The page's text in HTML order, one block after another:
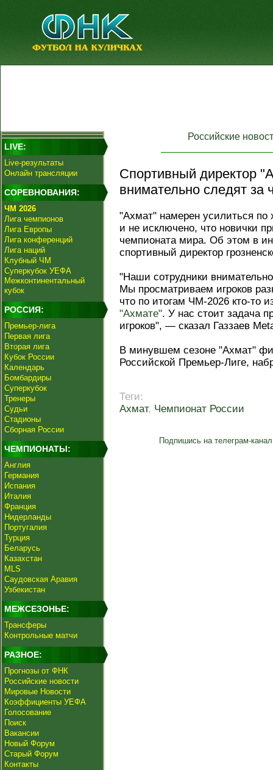
LIVE:
Live-результаты
Онлайн трансляции
СОРЕВНОВАНИЯ:
ЧМ 2026
Лига чемпионов
Лига Европы
Лига конференций
Лига наций
Клубный ЧМ
Суперкубок УЕФА
Межконтинентальный
кубок
РОССИЯ:
Премьер-лига
Первая лига
Вторая лига
Кубок России
Календарь
Бомбардиры
Суперкубок
Тренеры
Судьи
Стадионы
Сборная России
ЧЕМПИОНАТЫ:
Англия
Германия
Испания
Италия
Франция
Нидерланды
Португалия
Турция
Беларусь
Казахстан
MLS
Саудовская Аравия
Узбекистан
МЕЖСЕЗОНЬЕ:
Трансферы
Контрольные матчи
РАЗНОЕ:
Прогнозы от ФНК
Российские новости
Мировые Новости
Коэффициенты УЕФА
Голосование
Поиск
Вакансии
Новый Форум
Старый Форум
Контакты
Российские
Спортивный директор
внимательно следят за
"Ахмат" намерен усилиться по
и не исключено, что новички
чемпионата мира. Об этом в
спортивный директор
"Наши сотрудники
Мы просматриваем игроков
что по итогам ЧМ-2026 кто-то
"Ахмате". У нас стоит задача
игроков", — сказал Газзаев
В минувшем сезоне "Ахмат"
Российской Премьер-Лиге,
Теги:
Ахмат, Чемпионат России
Подпишись на телеграм-